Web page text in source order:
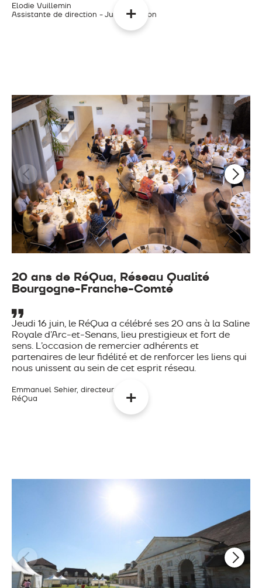
Elodie Vuillemin
Assistante de direction - Jura Filtration
20 ans de RéQua, Réseau Qualité
Bourgogne-Franche-Comté
Jeudi 16 juin, le RéQua a célébré ses 20 ans à la Saline
Royale d’Arc-et-Senans, lieu prestigieux et fort de
sens. L’occasion de remercier adhérents et
partenaires de leur fidélité et de renforcer les liens qui
nous unissent au sein de cet esprit réseau.
Emmanuel Sehier, directeur
RéQua